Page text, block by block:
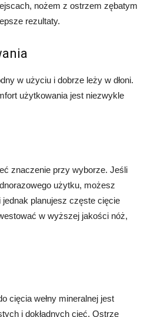
nożem z ostrzem zębatym
rezultaty.
w użyciu i dobrze leży w dłoni.
użytkowania jest niezwykle
znaczenie przy wyborze. Jeśli
użytku, możesz
planujesz częste cięcie
w wyższej jakości nóż,
cięcia wełny mineralnej jest
i dokładnych cięć. Ostrze